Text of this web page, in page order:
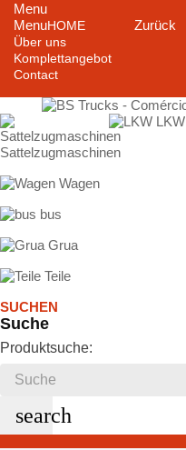
Menu
Menu
Zurück
HOME
Über uns
Komplettangebot
Contact
Sattelzugmaschinen
LKW
Wagen
bus
Grua
Teile
SUCHEN
Suche
Produktsuche:
search